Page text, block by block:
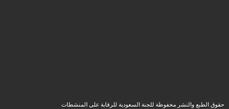
حقوق الطبع والنشر محفوظة للجنة السعودية للرقابة على المنشطات